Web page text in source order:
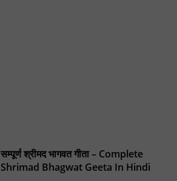
सम्पूर्ण श्रीमद भागवत गीता – Complete
Shrimad Bhagwat Geeta In Hindi